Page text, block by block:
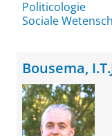
Politicologie
Sociale
Bousema,